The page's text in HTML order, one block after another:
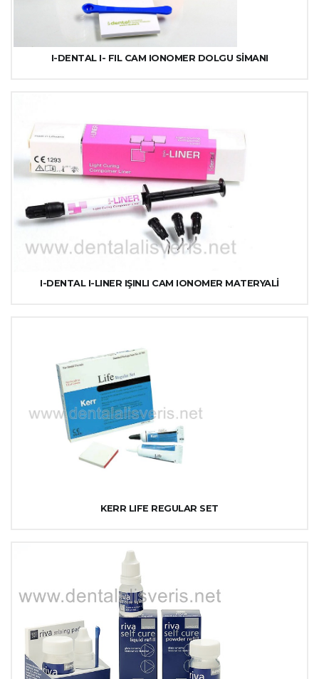
I-DENTAL I- FIL CAM IONOMER DOLGU SİMANI
I-DENTAL I-LINER IŞINLI CAM IONOMER MATERYALİ
KERR LIFE REGULAR SET